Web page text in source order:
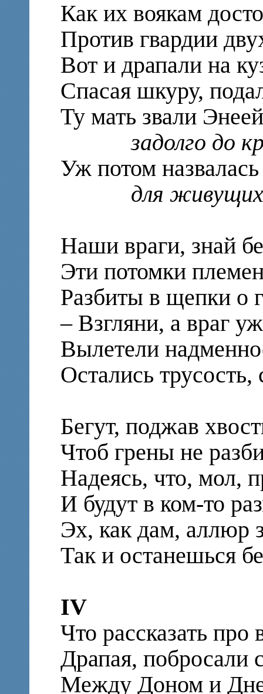
Как их воякам
Против гвардии
Вот и драпали на
Спасая шкуру,
Ту мать звали
задолго до
Уж потом
для
Наши враги, знай
Эти потомки
Разбиты в щепки о
– Взгляни, а враг
Вылетели
Остались трусость,
Бегут, поджав
Чтоб грены не
Надеясь, что, мол,
И будут в ком-то
Эх, как дам, аллюр
Так и останешься
IV
Что рассказать про
Драпая, побросали
Между Доном и